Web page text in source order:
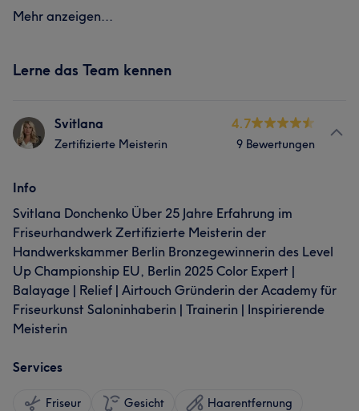
Mehr anzeigen...
Lerne das Team kennen
Svitlana
Zertifizierte Meisterin
4.7
9 Bewertungen
Info
Svitlana Donchenko Über 25 Jahre Erfahrung im
Friseurhandwerk Zertifizierte Meisterin der
Handwerkskammer Berlin Bronzegewinnerin des Level
Up Championship EU, Berlin 2025 Color Expert |
Balayage | Relief | Airtouch Gründerin der Academy für
Friseurkunst Saloninhaberin | Trainerin | Inspirierende
Meisterin
Services
Friseur Gesicht Haarentfernung